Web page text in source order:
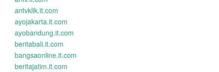
antvklik.it.com
ayojakarta.it.com
ayobandung.it.com
beritabali.it.com
bangsaonline.it.com
beritajatim.it.com